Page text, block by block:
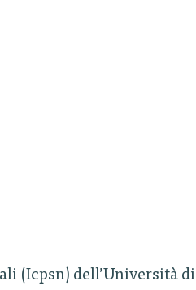
(Icpsn) dell’Università